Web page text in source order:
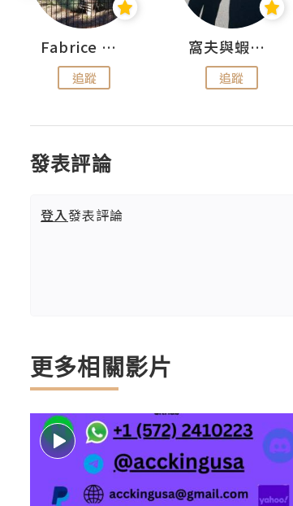
Fabrice 嚐味
追蹤
窩夫與蝦子餅
追蹤
發表評論
登入發表評論
更多相關影片